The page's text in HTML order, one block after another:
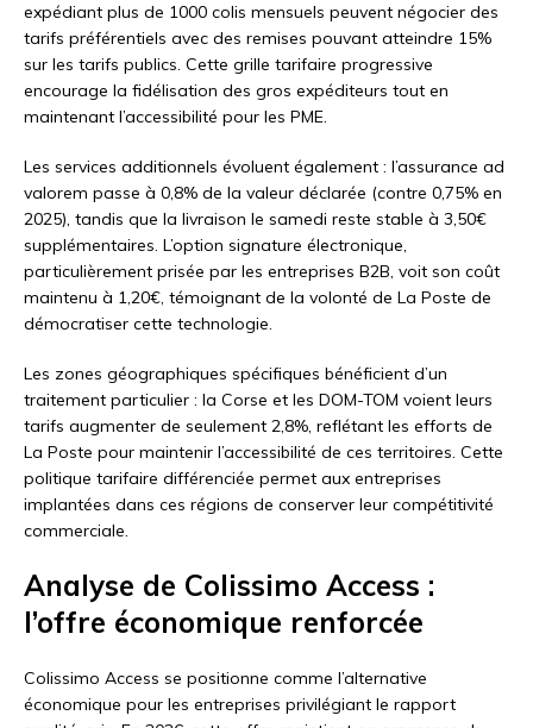
expédiant plus de 1000 colis mensuels peuvent négocier des
tarifs préférentiels avec des remises pouvant atteindre 15%
sur les tarifs publics. Cette grille tarifaire progressive
encourage la fidélisation des gros expéditeurs tout en
maintenant l’accessibilité pour les PME.
Les services additionnels évoluent également : l’assurance ad
valorem passe à 0,8% de la valeur déclarée (contre 0,75% en
2025), tandis que la livraison le samedi reste stable à 3,50€
supplémentaires. L’option signature électronique,
particulièrement prisée par les entreprises B2B, voit son coût
maintenu à 1,20€, témoignant de la volonté de La Poste de
démocratiser cette technologie.
Les zones géographiques spécifiques bénéficient d’un
traitement particulier : la Corse et les DOM-TOM voient leurs
tarifs augmenter de seulement 2,8%, reflétant les efforts de
La Poste pour maintenir l’accessibilité de ces territoires. Cette
politique tarifaire différenciée permet aux entreprises
implantées dans ces régions de conserver leur compétitivité
commerciale.
Analyse de Colissimo Access :
l’offre économique renforcée
Colissimo Access se positionne comme l’alternative
économique pour les entreprises privilégiant le rapport